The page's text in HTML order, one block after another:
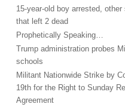
15-year-old boy arrested,
that left 2 dead
Prophetically Speaking…
Trump administration probes
schools
Militant Nationwide Strike by
19th for the Right to Sunday
Agreement